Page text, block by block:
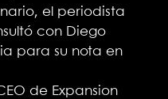
el periodista
con Diego
para su nota en
de Expansion